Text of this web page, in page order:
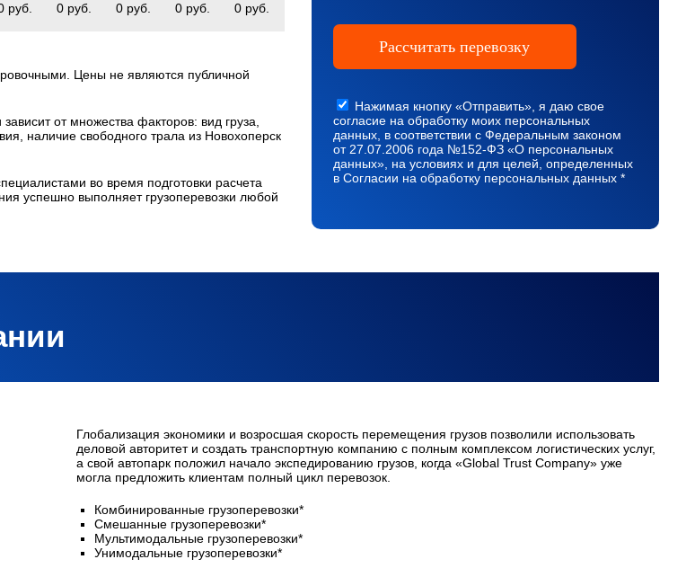
руб. 0 руб. 0 руб. 0 руб. 0 руб.
Цены не являются публичной
от множества факторов: вид груза,
наличие свободного трала из Новохоперск
во время подготовки расчета
успешно выполняет грузоперевозки любой
Нажимая кнопку «Отправить», я даю свое
согласие на обработку моих персональных
данных, в соответствии с Федеральным законом
от 27.07.2006 года №152-ФЗ «О персональных
данных», на условиях и для целей, определенных
в Согласии на обработку персональных данных *
Глобализация экономики и возросшая скорость перемещения грузов позволили использовать
деловой авторитет и создать транспортную компанию с полным комплексом логистических услуг,
а свой автопарк положил начало экспедированию грузов, когда «Global Trust Company» уже
могла предложить клиентам полный цикл перевозок.
Комбинированные грузоперевозки*
Смешанные грузоперевозки*
Мультимодальные грузоперевозки*
Унимодальные грузоперевозки*